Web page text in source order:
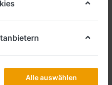
Alle auswählen